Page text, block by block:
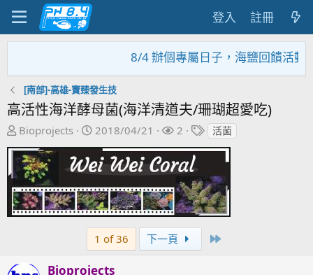
登入 註冊
8/4 辦個專屬日子，海鹽回饋活動，
[南部]-高雄-寶臻發生技
高活性海洋酵母菌(海洋清道夫/珊瑚超愛吃)
主
題
發
起
人
Bioprojects
開
始
日
期
2018/04/21
關
注
者
2
標
籤
活菌
1 of 36 下一頁
Bioprojects